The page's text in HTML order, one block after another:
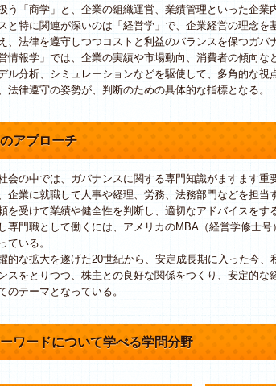
う「商学」と、企業の組織運営、業績管理といった企業
と特に関連が深いのは「経営学」で、企業経営の理念を
、法律を遵守しつつコストと利益のバランスを保つガバ
情報学」では、企業の実績や市場動向、消費者の傾向な
ル分析、シミュレーションなどを駆使して、多角的な視
法律遵守の姿勢が、判断のための具体的な指標となる。
アプローチ
会の中では、ガバナンスに関する専門知識がますます重
企業に就職して人事や経理、労務、法務部門などを担当
を受けて業績や健全性を判断し、適切なアドバイスをす
専門職として働くには、アメリカのMBA（経営学修士
ている。
的な拡大を遂げた20世紀から、安定成長期に入った今、
スをとりつつ、株主との良好な関係をつくり、安定的な
のテーマとなっている。
ワードについて学べる学問分野